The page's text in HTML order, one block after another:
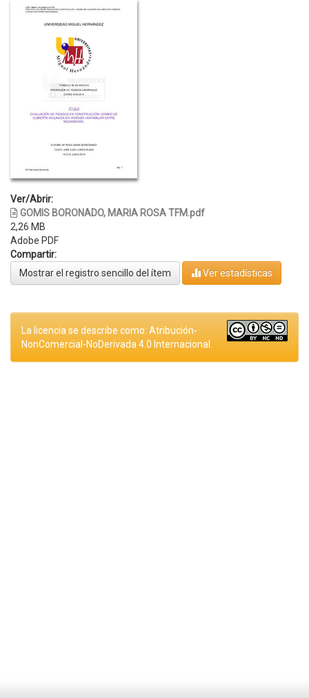
Ver/Abrir:
GOMIS BORONADO, MARIA ROSA TFM.pdf
2,26 MB
Adobe PDF
Compartir:
Mostrar el registro sencillo del ítem
Ver estadísticas
La licencia se describe como: Atribución-
NonComercial-NoDerivada 4.0 Internacional.